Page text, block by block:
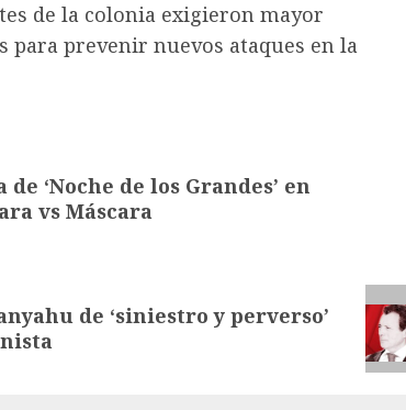
de la colonia exigieron mayor
prevenir nuevos ataques en la
‘Noche de los Grandes’ en
vs Máscara
de ‘siniestro y perverso’